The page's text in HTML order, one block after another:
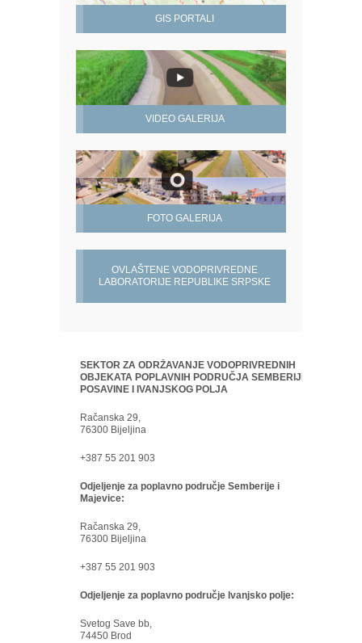
GIS PORTALI
VIDEO GALERIJA
FOTO GALERIJA
OVLAŠTENE VODOPRIVREDNE
LABORATORIJE REPUBLIKE SRPSKE
SEKTOR ZA ODRŽAVANJE VODOPRIVREDNIH
OBJEKATA POPLAVNIH PODRUČJA SEMBERIJE,
POSAVINE I IVANJSKOG POLJA
Račanska 29,
76300 Bijeljina
+387 55 201 903
Odjeljenje za poplavno područje Semberije i
Majevice:
Račanska 29,
76300 Bijeljina
+387 55 201 903
Odjeljenje za poplavno područje Ivanjsko polje:
Svetog Save bb,
74450 Brod